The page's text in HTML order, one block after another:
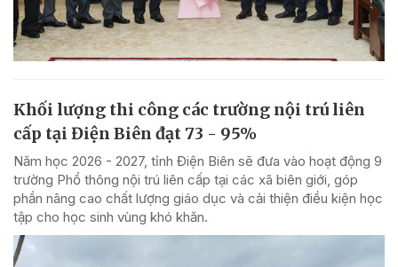
Khối lượng thi công các trường nội trú liên
cấp tại Điện Biên đạt 73 - 95%
Năm học 2026 - 2027, tỉnh Điện Biên sẽ đưa vào hoạt động 9
trường Phổ thông nội trú liên cấp tại các xã biên giới, góp
phần nâng cao chất lượng giáo dục và cải thiện điều kiện học
tập cho học sinh vùng khó khăn.